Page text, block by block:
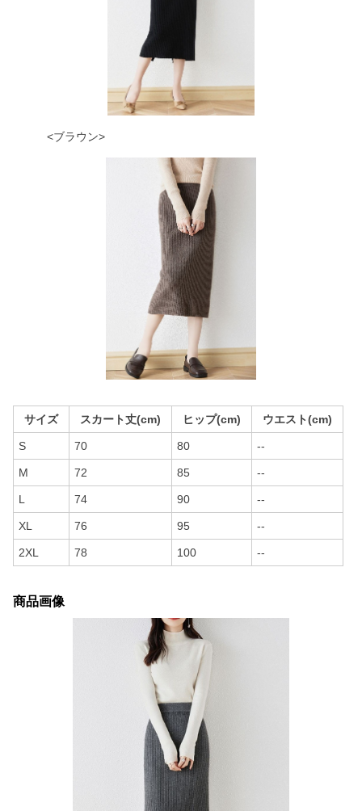
<ブラウン>
サイズ スカート丈(cm) ヒップ(cm) ウエスト(cm)
S 70 80 --
M 72 85 --
L 74 90 --
XL 76 95 --
2XL 78 100 --
商品画像